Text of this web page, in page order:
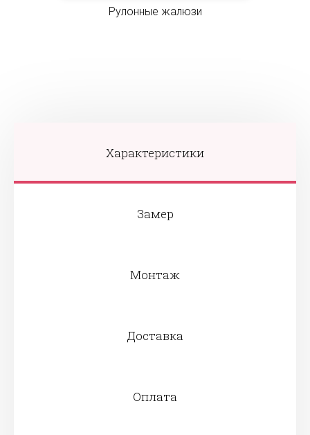
Рулонные жалюзи
Характеристики
Замер
Монтаж
Доставка
Оплата